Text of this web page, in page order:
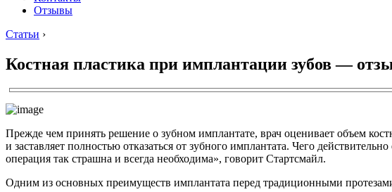
Отзывы
Статьи ›
Костная пластика при имплантации зубов —
Прежде чем принять решение о зубном имплантате, врач оценивает объем
и заставляет полностью отказаться от зубного имплантата. Чего
операция так страшна и всегда необходима», говорит Стартсмайл.
Одним из основных преимуществ имплантата перед традиционными